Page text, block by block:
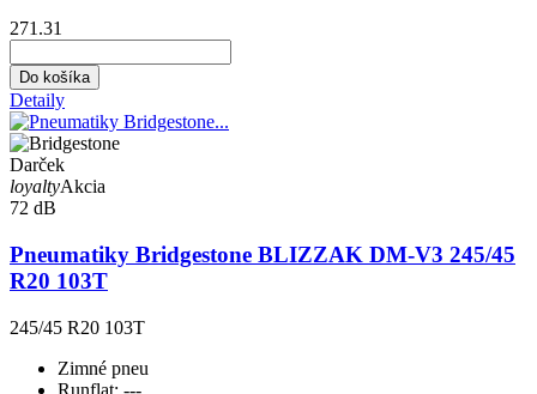
271.31
Do košíka
Detaily
Darček
loyaltyAkcia
72 dB
Pneumatiky Bridgestone BLIZZAK DM-V3 245/45
R20 103T
245/45 R20 103T
Zimné pneu
Runflat: ---